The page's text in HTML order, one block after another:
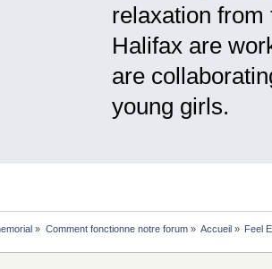
relaxation
Halifax are
are
young girls.
» Comment fonctionne notre forum» Accueil » Feel